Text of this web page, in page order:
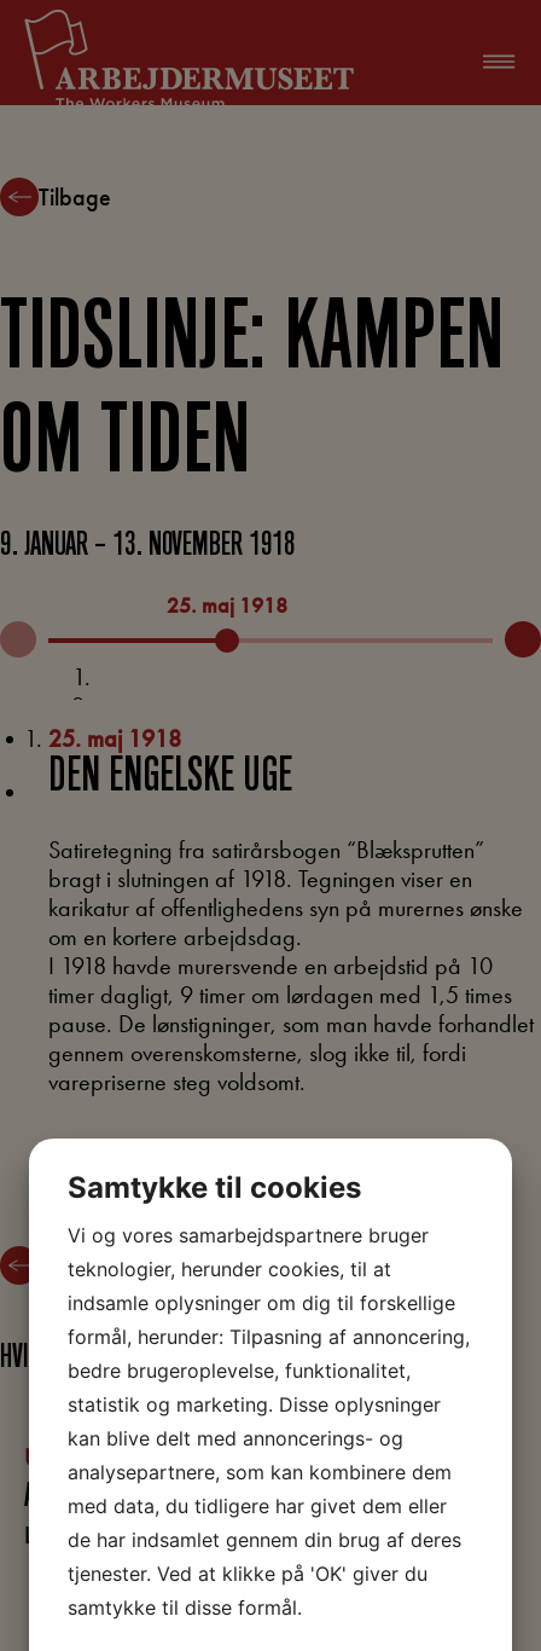
Hop
indholdet
Tilbage
TIDSLINJE: KAMPEN
OM TIDEN
9. JANUAR – 13. NOVEMBER 1918
25. maj 1918
25. maj 1918
DEN ENGELSKE UGE
Satiretegning fra satirårsbogen “Blæksprutten”
bragt i slutningen af 1918. Tegningen viser en
karikatur af offentlighedens syn på murernes ønske
om en kortere arbejdsdag.
I 1918 havde murersvende en arbejdstid på 10
timer dagligt, 9 timer om lørdagen med 1,5 times
pause. De lønstigninger, som man havde forhandlet
gennem overenskomsterne, slog ikke til, fordi
varepriserne steg voldsomt.
Læs mere
Tilbage til 1. maj – Kampen om Tiden
HVIS DU SYNES, EMNET ER SPÆNDENDE
UDSTILLINGER
ALTING BEGYNDER MED EN SANG
Læs mere
Samtykke til cookies
Vi og vores samarbejdspartnere bruger
teknologier, herunder cookies, til at
indsamle oplysninger om dig til forskellige
formål, herunder: Tilpasning af annoncering,
bedre brugeroplevelse, funktionalitet,
statistik og marketing. Disse oplysninger
kan blive delt med annoncerings- og
analysepartnere, som kan kombinere dem
med data, du tidligere har givet dem eller
de har indsamlet gennem din brug af deres
tjenester. Ved at klikke på 'OK' giver du
samtykke til disse formål.